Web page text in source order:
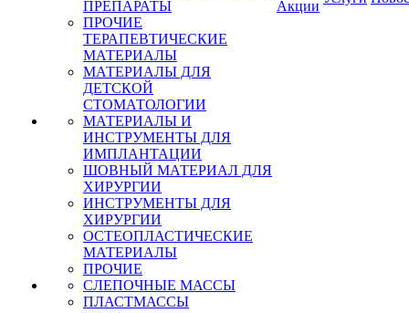
ПРЕПАРАТЫ
ПРОЧИЕ
ТЕРАПЕВТИЧЕСКИЕ
МАТЕРИАЛЫ
МАТЕРИАЛЫ ДЛЯ
ДЕТСКОЙ
СТОМАТОЛОГИИ
МАТЕРИАЛЫ И
ИНСТРУМЕНТЫ ДЛЯ
ИМПЛАНТАЦИИ
ШОВНЫЙ МАТЕРИАЛ ДЛЯ
ХИРУРГИИ
ИНСТРУМЕНТЫ ДЛЯ
ХИРУРГИИ
ОСТЕОПЛАСТИЧЕСКИЕ
МАТЕРИАЛЫ
ПРОЧИЕ
СЛЕПОЧНЫЕ МАССЫ
ПЛАСТМАССЫ
Акции